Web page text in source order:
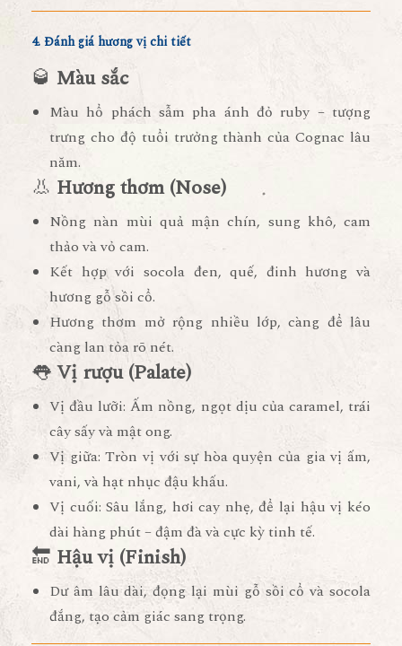
4. Đánh giá hương vị chi tiết
🥃 Màu sắc
Màu hổ phách sẫm pha ánh đỏ ruby – tượng
trưng cho độ tuổi trưởng thành của Cognac lâu
năm.
👃 Hương thơm (Nose)
Nồng nàn mùi quả mận chín, sung khô, cam
thảo và vỏ cam.
Kết hợp với socola đen, quế, đinh hương và
hương gỗ sồi cổ.
Hương thơm mở rộng nhiều lớp, càng để lâu
càng lan tỏa rõ nét.
👅Vị rượu (Palate)
Vị đầu lưỡi: Ấm nồng, ngọt dịu của caramel, trái
cây sấy và mật ong.
Vị giữa: Tròn vị với sự hòa quyện của gia vị ấm,
vani, và hạt nhục đậu khấu.
Vị cuối: Sâu lắng, hơi cay nhẹ, để lại hậu vị kéo
dài hàng phút –đậm đà và cực kỳ tinh tế.
🔚 Hậu vị (Finish)
Dư âm lâu dài, đọng lại mùi gỗ sồi cổ và socola
đắng, tạo cảm giác sang trọng.